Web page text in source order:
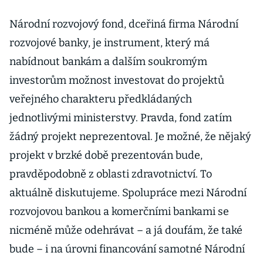
Národní rozvojový fond, dceřiná firma Národní
rozvojové banky, je instrument, který má
nabídnout bankám a dalším soukromým
investorům možnost investovat do projektů
veřejného charakteru předkládaných
jednotlivými ministerstvy. Pravda, fond zatím
žádný projekt neprezentoval. Je možné, že nějaký
projekt v brzké době prezentován bude,
pravděpodobně z oblasti zdravotnictví. To
aktuálně diskutujeme. Spolupráce mezi Národní
rozvojovou bankou a komerčními bankami se
nicméně může odehrávat – a já doufám, že také
bude – i na úrovni financování samotné Národní